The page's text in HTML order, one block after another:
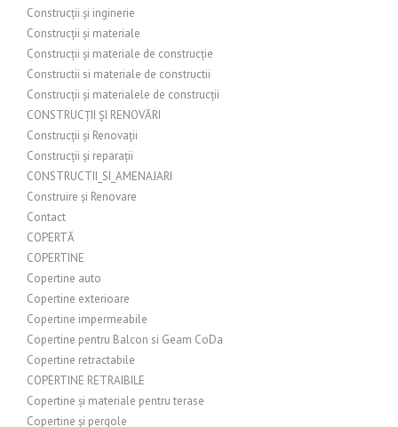
Construcții și inginerie
Construcții și materiale
Construcții și materiale de construcție
Constructii si materiale de constructii
Construcții și materialele de construcții
CONSTRUCȚII ȘI RENOVĂRI
Construcții și Renovații
Construcții și reparații
CONSTRUCTII_SI_AMENAJARI
Construire și Renovare
Contact
COPERTĂ
COPERTINE
Copertine auto
Copertine exterioare
Copertine impermeabile
Copertine pentru Balcon si Geam CoDa
Copertine retractabile
COPERTINE RETRAIBILE
Copertine și materiale pentru terase
Copertine și pergole